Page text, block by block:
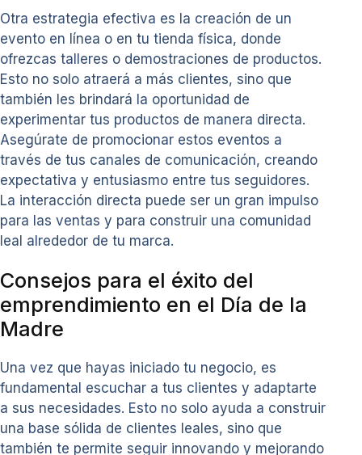
Otra estrategia efectiva es la creación de un
evento en línea o en tu tienda física, donde
ofrezcas talleres o demostraciones de productos.
Esto no solo atraerá a más clientes, sino que
también les brindará la oportunidad de
experimentar tus productos de manera directa.
Asegúrate de promocionar estos eventos a
través de tus canales de comunicación, creando
expectativa y entusiasmo entre tus seguidores.
La interacción directa puede ser un gran impulso
para las ventas y para construir una comunidad
leal alrededor de tu marca.
Consejos para el éxito del
emprendimiento en el Día de la
Madre
Una vez que hayas iniciado tu negocio, es
fundamental escuchar a tus clientes y adaptarte
a sus necesidades. Esto no solo ayuda a construir
una base sólida de clientes leales, sino que
también te permite seguir innovando y mejorando